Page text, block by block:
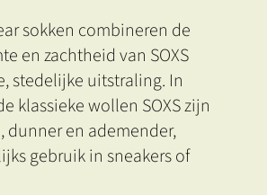
sokken combineren de
en zachtheid van SOXS
stedelijke uitstraling. In
klassieke wollen SOXS zijn
dunner en ademender,
gebruik in sneakers of